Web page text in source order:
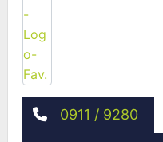
0911 / 9280